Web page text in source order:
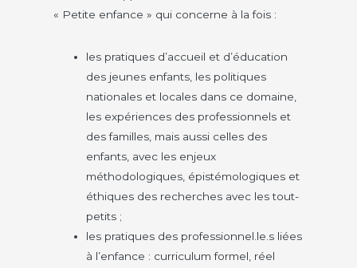
« Petite enfance » qui concerne à la fois :
les pratiques d’accueil et d’éducation
des jeunes enfants, les politiques
nationales et locales dans ce domaine,
les expériences des professionnels et
des familles, mais aussi celles des
enfants, avec les enjeux
méthodologiques, épistémologiques et
éthiques des recherches avec les tout-
petits ;
les pratiques des professionnel.le.s liées
à l’enfance : curriculum formel, réel